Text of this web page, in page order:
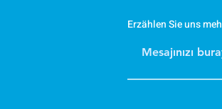
Erzählen Sie uns